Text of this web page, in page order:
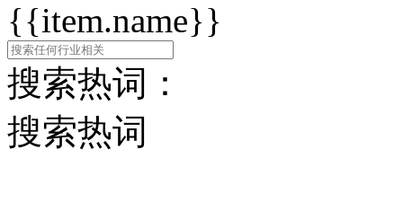
{{item.name}}
搜索热词：
搜索热词